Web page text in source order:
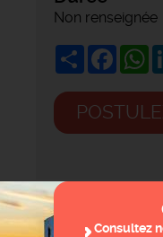
Non renseignée
Share
Consultez